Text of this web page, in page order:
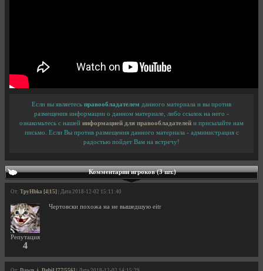
Если вы являетесь правообладателем данного материала и вы против
размещения информации о данном материале, либо ссылок на него -
ознакомьтесь с нашей информацией для правообладателей и присылайте нам
письмо. Если Вы против размещения данного материала - администрация с
радостью пойдет Вам на встречу!
Комментарии игроков (3 шт.)
От: TpyHbka [4|15] | Дата 2018-12-02 15:11:40
Репутация
4
Чертовски похожа на не вышедшую eitr